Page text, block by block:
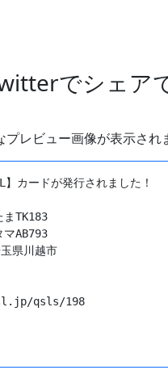
でシェア
プレビュー画像が表示され
】カードが発行されました！
TK183
AB793
県川越市
qsls/198